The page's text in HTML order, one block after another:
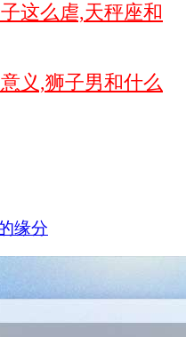
这么虐,天秤座和
义,狮子男和什么
缘分